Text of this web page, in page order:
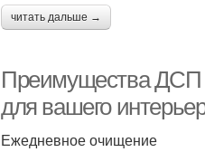
читать дальше →
Преимущества ДСП
для вашего
Ежедневное очищение